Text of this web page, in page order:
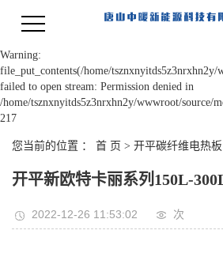
Warning:
file_put_contents(/home/tsznxnyitds5z3nrxhn2y/
failed to open stream: Permission denied in
/home/tsznxnyitds5z3nrxhn2y/wwwroot/source/
217
您当前的位置 ： 首 页 > 开平碳纤维电热板
开平新欧特卡丽系列150L-
2022-12-26 11:53:02 次